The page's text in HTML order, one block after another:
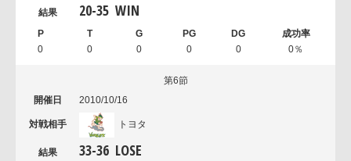
20-35 WIN
0 0 0 0 0 0％
第6節
2010/10/16
トヨタ
33-36 LOSE